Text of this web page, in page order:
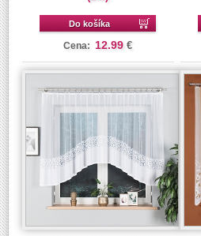
Do košíka
Cena: 12.99 €